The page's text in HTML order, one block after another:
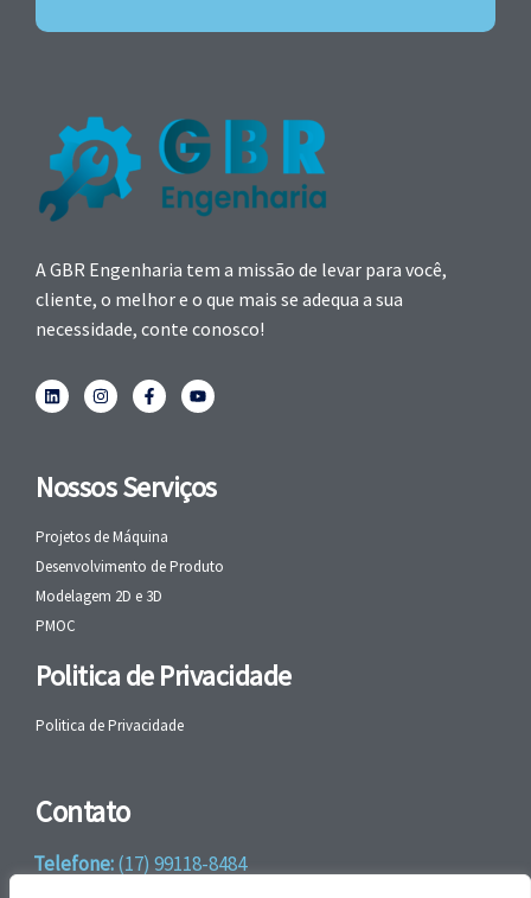
A GBR Engenharia tem a missão de levar para você,
cliente, o melhor e o que mais se adequa a sua
necessidade, conte conosco!
Nossos Serviços
Projetos de Máquina
Desenvolvimento de Produto
Modelagem 2D e 3D
PMOC
Politica de Privacidade
Politica de Privacidade
Contato
Telefone:(17) 99118-8484